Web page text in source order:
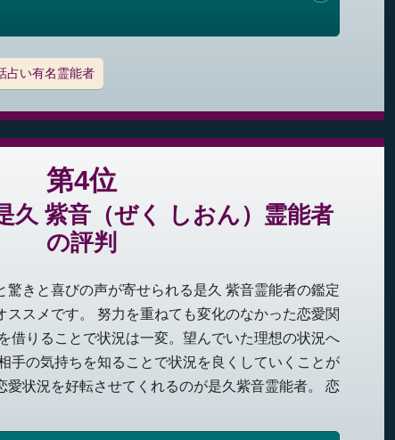
占い有名霊能者
第4位
久 紫音（ぜく しおん）霊能者
の評判
驚きと喜びの声が寄せられる是久 紫音霊能者の鑑定
ススメです。 努力を重ねても変化のなかった恋愛関
借りることで状況は一変。望んでいた理想の状況へ
手の気持ちを知ることで状況を良くしていくことが
愛状況を好転させてくれるのが是久紫音霊能者。 恋